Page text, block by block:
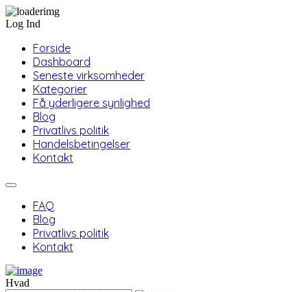
Log Ind
Forside
Dashboard
Seneste virksomheder
Kategorier
Få yderligere synlighed
Blog
Privatlivs politik
Handelsbetingelser
Kontakt
FAQ
Blog
Privatlivs politik
Kontakt
Hvad